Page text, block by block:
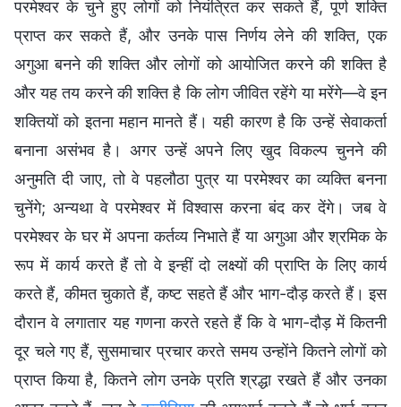
परमेश्वर के चुने हुए लोगों को नियंत्रित कर सकते हैं, पूर्ण शक्ति
प्राप्त कर सकते हैं, और उनके पास निर्णय लेने की शक्ति, एक
अगुआ बनने की शक्ति और लोगों को आयोजित करने की शक्ति है
और यह तय करने की शक्ति है कि लोग जीवित रहेंगे या मरेंगे—वे इन
शक्तियों को इतना महान मानते हैं। यही कारण है कि उन्हें सेवाकर्ता
बनाना असंभव है। अगर उन्हें अपने लिए खुद विकल्प चुनने की
अनुमति दी जाए, तो वे पहलौठा पुत्र या परमेश्वर का व्यक्ति बनना
चुनेंगे; अन्यथा वे परमेश्वर में विश्वास करना बंद कर देंगे। जब वे
परमेश्वर के घर में अपना कर्तव्य निभाते हैं या अगुआ और श्रमिक के
रूप में कार्य करते हैं तो वे इन्हीं दो लक्ष्यों की प्राप्ति के लिए कार्य
करते हैं, कीमत चुकाते हैं, कष्ट सहते हैं और भाग-दौड़ करते हैं। इस
दौरान वे लगातार यह गणना करते रहते हैं कि वे भाग-दौड़ में कितनी
दूर चले गए हैं, सुसमाचार प्रचार करते समय उन्होंने कितने लोगों को
प्राप्त किया है, कितने लोग उनके प्रति श्रद्धा रखते हैं और उनका